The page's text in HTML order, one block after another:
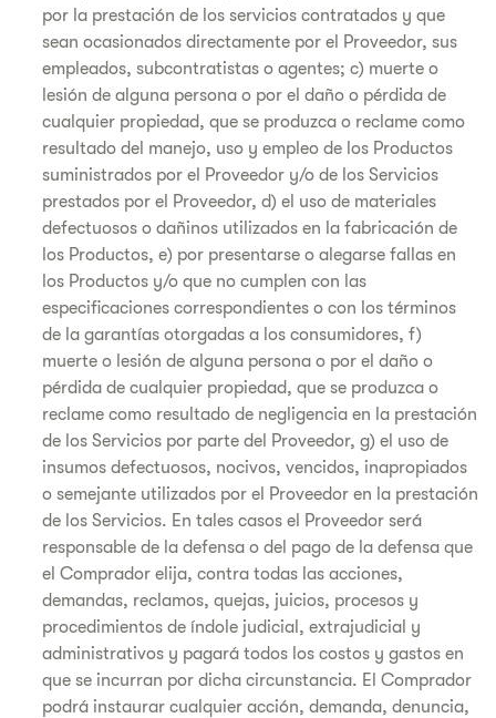
por la prestación de los servicios contratados y que
sean ocasionados directamente por el Proveedor, sus
empleados, subcontratistas o agentes; c) muerte o
lesión de alguna persona o por el daño o pérdida de
cualquier propiedad, que se produzca o reclame como
resultado del manejo, uso y empleo de los Productos
suministrados por el Proveedor y/o de los Servicios
prestados por el Proveedor, d) el uso de materiales
defectuosos o dañinos utilizados en la fabricación de
los Productos, e) por presentarse o alegarse fallas en
los Productos y/o que no cumplen con las
especificaciones correspondientes o con los términos
de la garantías otorgadas a los consumidores, f)
muerte o lesión de alguna persona o por el daño o
pérdida de cualquier propiedad, que se produzca o
reclame como resultado de negligencia en la prestación
de los Servicios por parte del Proveedor, g) el uso de
insumos defectuosos, nocivos, vencidos, inapropiados
o semejante utilizados por el Proveedor en la prestación
de los Servicios. En tales casos el Proveedor será
responsable de la defensa o del pago de la defensa que
el Comprador elija, contra todas las acciones,
demandas, reclamos, quejas, juicios, procesos y
procedimientos de índole judicial, extrajudicial y
administrativos y pagará todos los costos y gastos en
que se incurran por dicha circunstancia. El Comprador
podrá instaurar cualquier acción, demanda, denuncia,